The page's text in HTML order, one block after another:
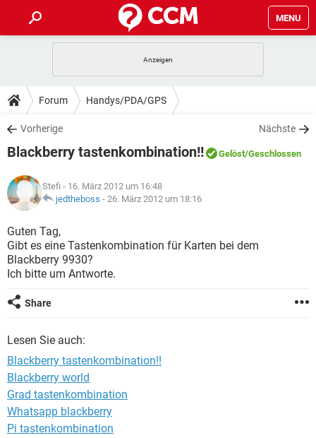
MENU
ANDROID IOS
WINDOWS 10
WHATSAPP TIKTOK
FACEBOOK
TIPPS & TRICKS
SPIELE STREAMING
WHATSAPP
FACEBOOK
DOWNLOADS
SPIELE STREAMING
ANDROID
WINDOWS 10 INSTAGRAM
WHATSAPP
FACEBOOK HARDWARE
SPIELE
ANDROID
WINDOWS 10
WHATSAPP
LEXIKON
SPIELE
ANDROID IOS
WINDOWS 10
WHATSAPP
Forum Handys/PDA/GPS
Vorherige Nächste
Blackberry tastenkombination!! Gelöst/Geschlossen
Stefi - 16. März 2012 um 16:48
jedtheboss - 26. März 2012 um 18:16
Guten Tag,
Gibt es eine Tastenkombination für Karten bei dem
Blackberry 9930?
Ich bitte um Antworte.
Share
Lesen Sie auch:
Blackberry tastenkombination!!
Blackberry world
Grad tastenkombination
Whatsapp blackberry
Pi tastenkombination